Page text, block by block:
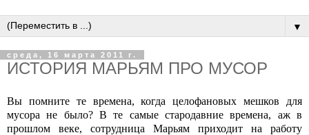
▼
среда, 16 марта 2011 г.
ИСТОРИЯ МАРЬЯМ ПРО МУСОР
Вы помните те времена, когда целофановых мешков для
мусора не было? В те самые стародавние времена, аж в
прошлом веке, сотрудница Марьям приходит на работу